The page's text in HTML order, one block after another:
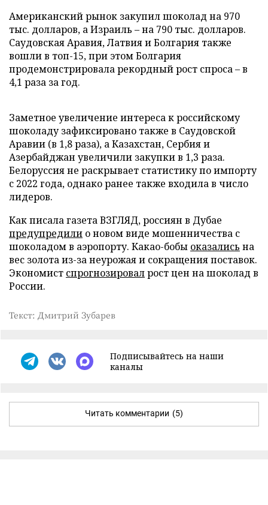
Американский рынок закупил шоколад на 970
тыс. долларов, а Израиль – на 790 тыс. долларов.
Саудовская Аравия, Латвия и Болгария также
вошли в топ-15, при этом Болгария
продемонстрировала рекордный рост спроса – в
4,1 раза за год.
Заметное увеличение интереса к российскому
шоколаду зафиксировано также в Саудовской
Аравии (в 1,8 раза), а Казахстан, Сербия и
Азербайджан увеличили закупки в 1,3 раза.
Белоруссия не раскрывает статистику по импорту
с 2022 года, однако ранее также входила в число
лидеров.
Как писала газета ВЗГЛЯД, россиян в Дубае
предупредили о новом виде мошенничества с
шоколадом в аэропорту. Какао-бобы оказались на
вес золота из-за неурожая и сокращения поставок.
Экономист спрогнозировалрост цен на шоколад в
России.
Текст: Дмитрий Зубарев
Подписывайтесь на наши
каналы
Читать комментарии (5)